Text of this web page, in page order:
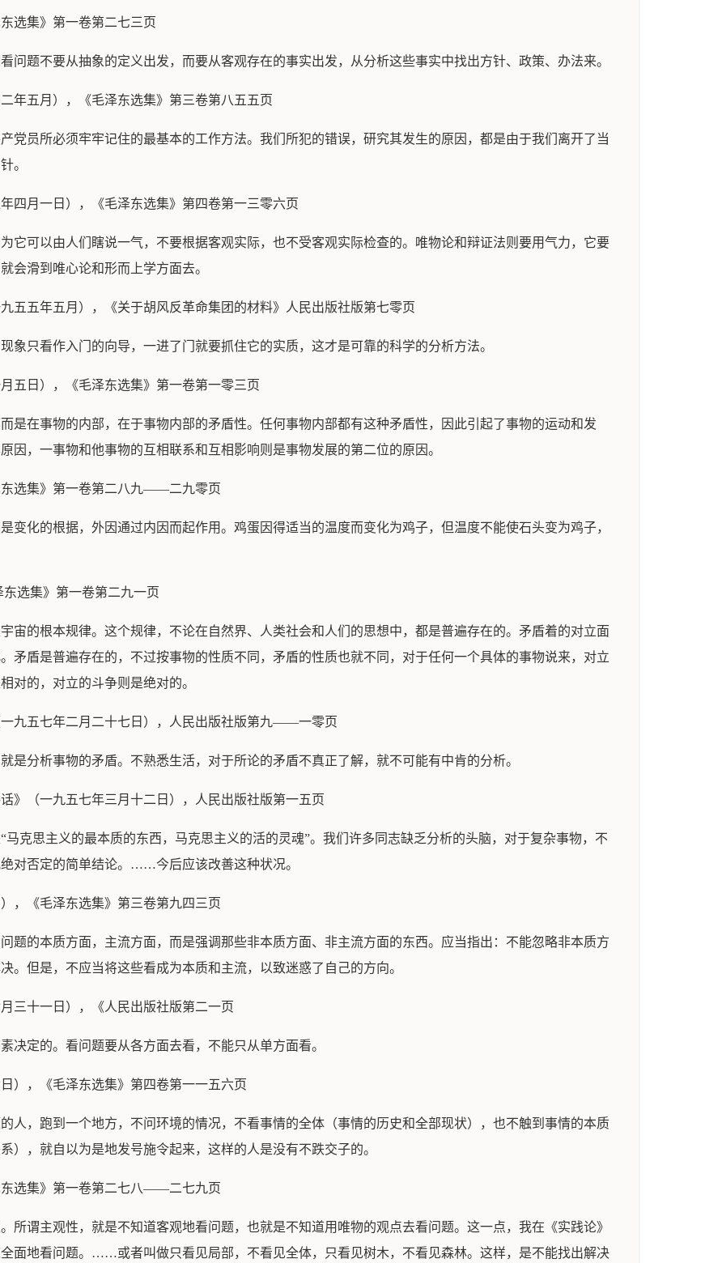
选集》第一卷第二七三页
问题不要从抽象的定义出发，而要从客观存在的事实出发，从分析这些事实中找出方针、政策、办法来。
年五月），《毛泽东选集》第三卷第八五五页
党员所必须牢牢记住的最基本的工作方法。我们所犯的错误，研究其发生的原因，都是由于我们离开了当
。
四月一日），《毛泽东选集》第四卷第一三零六页
它可以由人们瞎说一气，不要根据客观实际，也不受客观实际检查的。唯物论和辩证法则要用气力，它要
会滑到唯心论和形而上学方面去。
五五年五月），《关于胡风反革命集团的材料》人民出版社版第七零页
象只看作入门的向导，一进了门就要抓住它的实质，这才是可靠的科学的分析方法。
五日），《毛泽东选集》第一卷第一零三页
是在事物的内部，在于事物内部的矛盾性。任何事物内部都有这种矛盾性，因此引起了事物的运动和发
因，一事物和他事物的互相联系和互相影响则是事物发展的第二位的原因。
东选集》第一卷第二八九——二九零页
变化的根据，外因通过内因而起作用。鸡蛋因得适当的温度而变化为鸡子，但温度不能使石头变为鸡子，
东选集》第一卷第二九一页
宙的根本规律。这个规律，不论在自然界、人类社会和人们的思想中，都是普遍存在的。矛盾着的对立面
矛盾是普遍存在的，不过按事物的性质不同，矛盾的性质也就不同，对于任何一个具体的事物说来，对立
对的，对立的斗争则是绝对的。
一九五七年二月二十七日），人民出版社版第九——一零页
是分析事物的矛盾。不熟悉生活，对于所论的矛盾不真正了解，就不可能有中肯的分析。
》（一九五七年三月十二日），人民出版社版第一五页
克思主义的最本质的东西，马克思主义的活的灵魂”。我们许多同志缺乏分析的头脑，对于复杂事物，不
对否定的简单结论。……今后应该改善这种状况。
，《毛泽东选集》第三卷第九四三页
题的本质方面，主流方面，而是强调那些非本质方面、非主流方面的东西。应当指出：不能忽略非本质方
。但是，不应当将这些看成为本质和主流，以致迷惑了自己的方向。
三十一日），《人民出版社版第二一页
决定的。看问题要从各方面去看，不能只从单方面看。
），《毛泽东选集》第四卷第一一五六页
人，跑到一个地方，不问环境的情况，不看事情的全体（事情的历史和全部现状），也不触到事情的本质
），就自以为是地发号施令起来，这样的人是没有不跌交子的。
东选集》第一卷第二七八——二七九页
所谓主观性，就是不知道客观地看问题，也就是不知道用唯物的观点去看问题。这一点，我在《实践论》
面地看问题。……或者叫做只看见局部，不看见全体，只看见树木，不看见森林。这样，是不能找出解决